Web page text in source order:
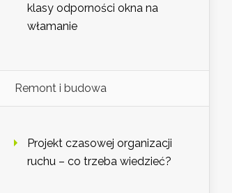
klasy odporności okna na
włamanie
Remont i budowa
Projekt czasowej organizacji
ruchu – co trzeba wiedzieć?